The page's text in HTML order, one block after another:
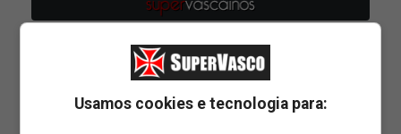
Usamos cookies e tecnologia para: